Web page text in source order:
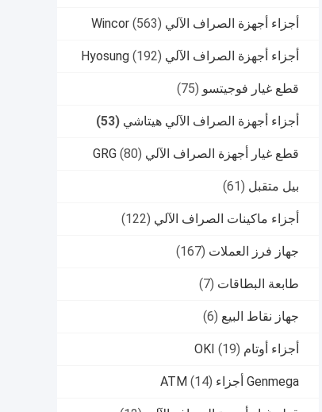
أجزاء أجهزة الصراف الآلي Wincor (563)
أجزاء أجهزة الصراف الآلي Hyosung (192)
قطع غيار فوجيتسو (75)
أجزاء أجهزة الصراف الآلي هيتاشي (53)
قطع غيار أجهزة الصراف الآلي GRG (80)
بيل متقبل (61)
أجزاء ماكينات الصراف الآلي (122)
جهاز فرز العملات (167)
طابعة البطاقات (7)
جهاز نقاط البيع (6)
أجزاء أوتام OKI (19)
Genmega أجزاء ATM (14)